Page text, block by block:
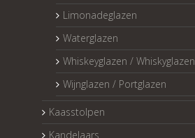
Limonadeglazen
Waterglazen
Whiskeyglazen / Whiskyglazen
Wijnglazen / Portglazen
Kaasstolpen
Kandelaars